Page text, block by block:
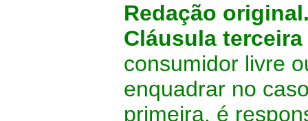
Redação
Cláusula terceira
consumidor livre
enquadrar no
primeira, é